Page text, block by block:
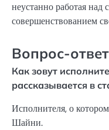
неустанно работая над
совершенствованием
Вопрос-
Как зовут
рассказывается в
Исполнителя, о котором
Шайни.